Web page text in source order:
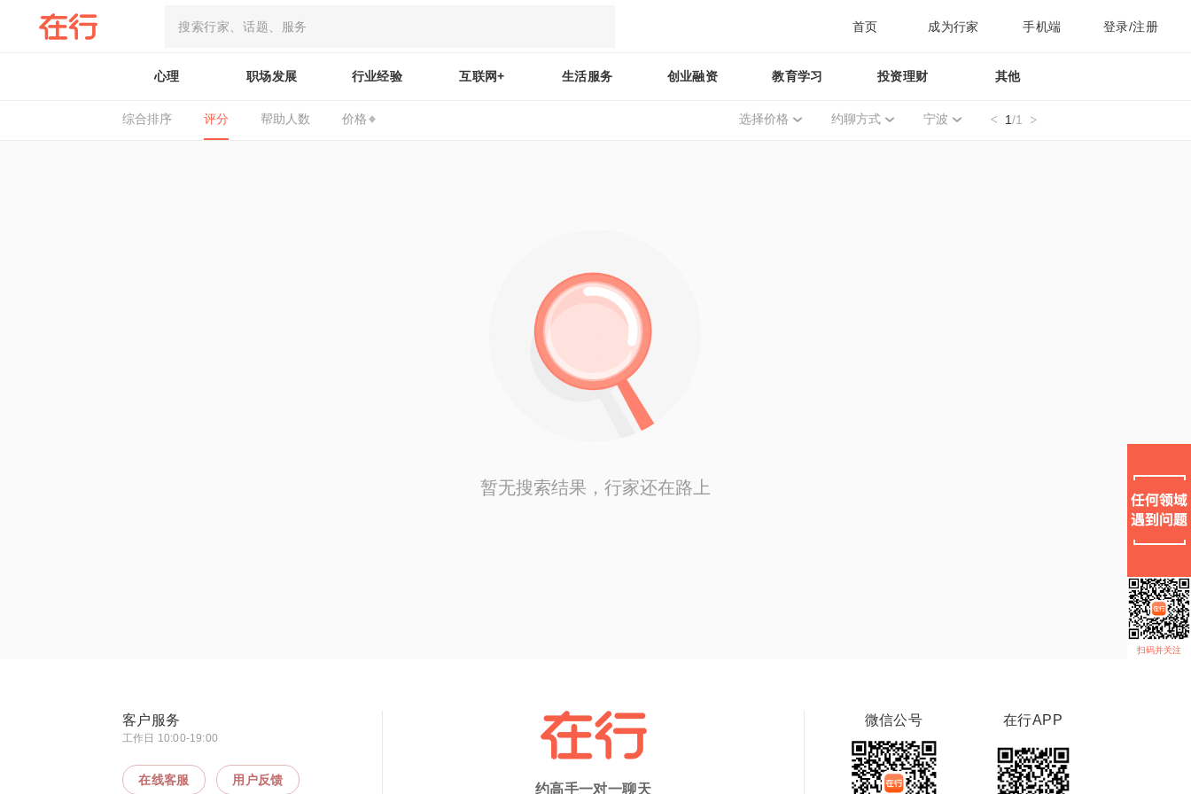
首页 成为行家 手机端 登录/注册
心理 职场发展 行业经验 互联网+ 生活服务 创业融资 教育学习 投资理财 其他
综合排序 评分 帮助人数 价格 选择价格 约聊方式 宁波 1/1
暂无搜索结果，行家还在路上
扫码并关注
客户服务
工作日 10:00-19:00
在线客服 用户反馈
约高手一对一聊天
微信公号 在行APP